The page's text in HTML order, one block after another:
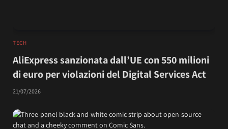
TECH
AliExpress sanzionata dall’UE con 550 milioni
di euro per violazioni del Digital Services Act
21/07/2026